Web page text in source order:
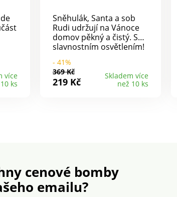
více
ks
Sněhulák, Santa a sob
Rudi udržují na Vánoce
domov pěkný a čistý. Se
slavnostním osvětlením!
LED diodami.
Protiskluzové. Polyester,
protiskluzový. 40 x 60
- 41%
369 Kč
219 Kč
Skladem více
než 10 ks
cenové bomby
emailu?